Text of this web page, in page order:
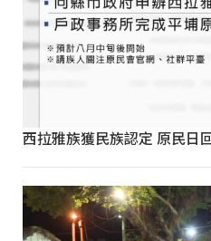
西拉雅族獲民族認定 原民日